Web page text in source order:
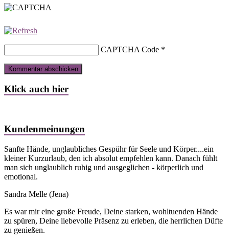
CAPTCHA Code *
Klick auch hier
Kundenmeinungen
Sanfte Hände, unglaubliches Gespühr für Seele und Körper....ein
kleiner Kurzurlaub, den ich absolut empfehlen kann. Danach fühlt
man sich unglaublich ruhig und ausgeglichen - körperlich und
emotional.
Sandra Melle (Jena)
Es war mir eine große Freude, Deine starken, wohltuenden Hände
zu spüren, Deine liebevolle Präsenz zu erleben, die herrlichen Düfte
zu genießen.